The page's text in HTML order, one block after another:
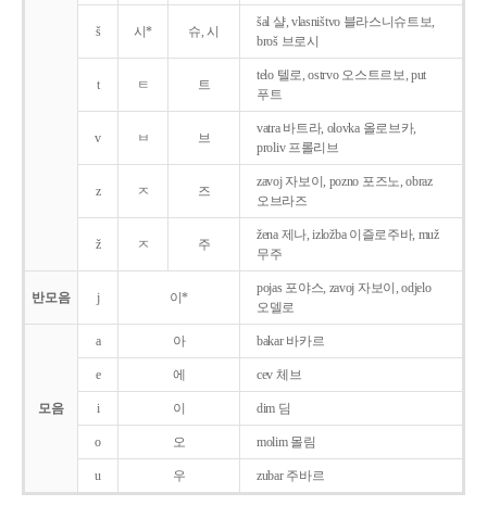
š 시* 슈, 시
šal 샬, vlasništvo 블라스니슈트보,
broš 브로시
t ㅌ 트
telo 텔로, ostrvo 오스트르보, put
푸트
v ㅂ 브
vatra 바트라, olovka 올로브카,
proliv 프롤리브
z ㅈ 즈
zavoj 자보이, pozno 포즈노, obraz
오브라즈
ž ㅈ 주
žena 제나, izložba 이즐로주바, muž
무주
반모음 j 이*
pojas 포야스, zavoj 자보이, odjelo
오델로
모음
a 아 bakar 바카르
e 에 cev 체브
i 이 dim 딤
o 오 molim 몰림
u 우 zubar 주바르